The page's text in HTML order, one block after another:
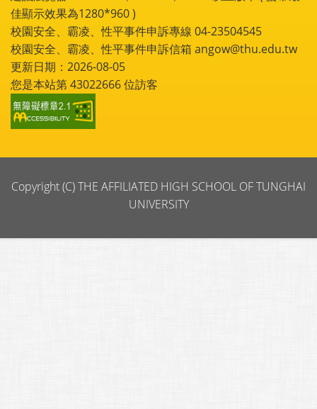
佳顯示效果為1280*960 )
校園安全、霸凌、性平事件申訴專線 04-23504545
校園安全、霸凌、性平事件申訴信箱 angow@thu.edu.tw
更新日期：2026-08-05
您是本站第43022666位訪客
Copyright (C) THE AFFILIATED HIGH SCHOOL OF TUNGHAI
UNIVERSITY